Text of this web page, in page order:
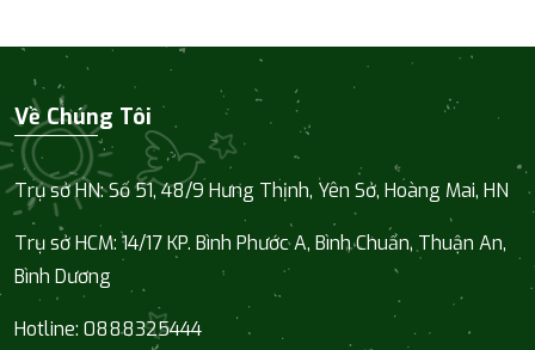
Về Chúng Tôi
Trụ sở HN: Số 51, 48/9 Hưng Thịnh, Yên Sở, Hoàng Mai, HN
Trụ sở HCM: 14/17 KP. Bình Phước A, Bình Chuẩn, Thuận An,
Bình Dương
Hotline: 0888325444